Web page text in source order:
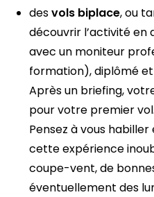
desvols biplace, ou
découvrir l’activité en
avec un moniteur
formation), diplômé et
Après un briefing,
pour votre premier vol.
Pensez à vous
cette expérience
coupe-vent, de
éventuellement des